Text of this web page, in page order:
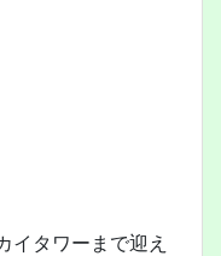
イタワーまで迎え